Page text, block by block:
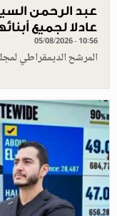
عبد الرحمن
عادلا لجميع
05/08/2026 - 10:56
المرشح الديمقراطي